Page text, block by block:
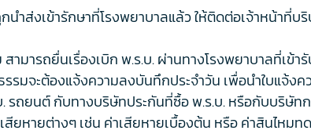
ำส่งเข้ารักษาที่โรงพยาบาลแล้ว ให้ติดต่อเจ้าหน้าที่บ
ามารถยื่นเรื่องเบิก พ.ร.บ. ผ่านทางโรงพยาบาลที่เ
มจะต้องแจ้งความลงบันทึกประจำวัน เพื่อนำใบแจ้งค
. รถยนต์ กับทางบริษัทประกันที่ซื้อ พ.ร.บ. หรือกับบริษั
ยหายต่างๆ เช่น ค่าเสียหายเบื้องต้น หรือ ค่าสินไหม